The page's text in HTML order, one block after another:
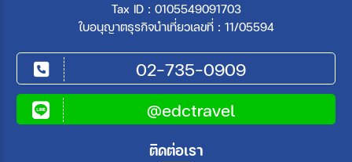
Tax ID : 0105549091703
ใบอนุญาตธุรกิจนำเที่ยวเลขที่ : 11/05594
02-735-0909
@edctravel
ติดต่อเรา